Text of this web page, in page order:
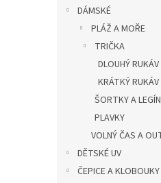
DÁMSKÉ
PLÁŽ A MOŘE
TRIČKA
DLOUHÝ RUKÁV
KRÁTKÝ RUKÁV
ŠORTKY A
PLAVKY
VOLNÝ ČAS A
DĚTSKÉ UV
ČEPICE A KLOBOUKY